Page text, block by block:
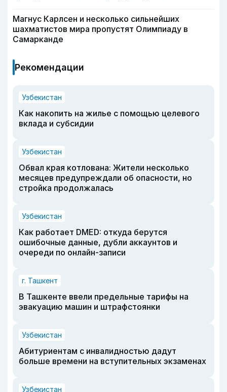
Магнус Карлсен и несколько сильнейших
шахматистов мира пропустят Олимпиаду в
Самарканде
Рекомендации
Узбекистан
Как накопить на жилье с помощью целевого
вклада и субсидии
Узбекистан
Обвал края котлована: Жители несколько
месяцев предупреждали об опасности, но
стройка продолжалась
Узбекистан
Как работает DMED: откуда берутся
ошибочные данные, дубли аккаунтов и
очереди по онлайн-записи
г. Ташкент
В Ташкенте ввели предельные тарифы на
эвакуацию машин и штрафстоянки
Узбекистан
Абитуриентам с инвалидностью дадут
больше времени на вступительных экзаменах
Узбекистан